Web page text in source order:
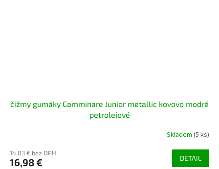
čižmy gumáky Camminare Junior metallic kovovo modré
petrolejové
Skladem (5 ks)
14,03 € bez DPH
16,98 € DETAIL